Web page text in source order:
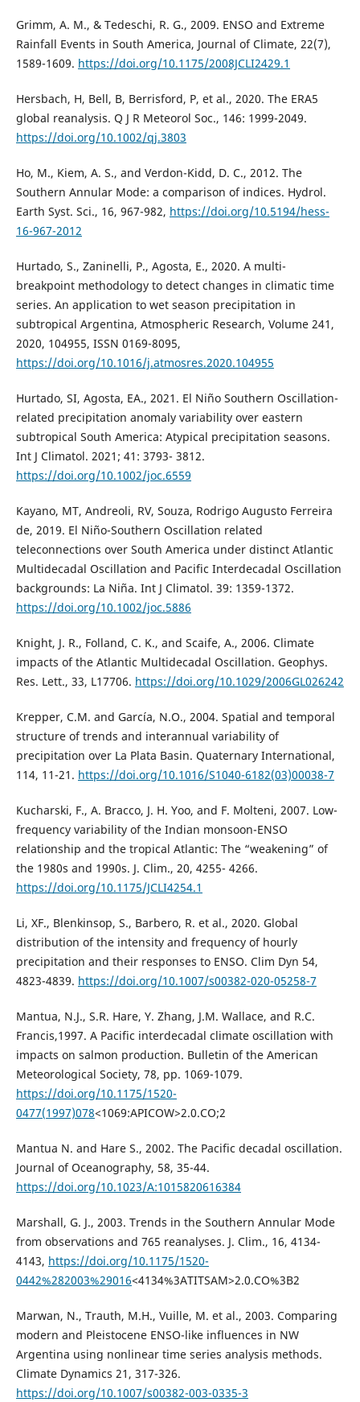
Grimm, A. M., & Tedeschi, R. G., 2009. ENSO and Extreme
Rainfall Events in South America, Journal of Climate, 22(7),
1589-1609. https://doi.org/10.1175/2008JCLI2429.1
Hersbach, H, Bell, B, Berrisford, P, et al., 2020. The ERA5
global reanalysis. Q J R Meteorol Soc., 146: 1999-2049.
https://doi.org/10.1002/qj.3803
Ho, M., Kiem, A. S., and Verdon-Kidd, D. C., 2012. The
Southern Annular Mode: a comparison of indices. Hydrol.
Earth Syst. Sci., 16, 967-982, https://doi.org/10.5194/hess-
16-967-2012
Hurtado, S., Zaninelli, P., Agosta, E., 2020. A multi-
breakpoint methodology to detect changes in climatic time
series. An application to wet season precipitation in
subtropical Argentina, Atmospheric Research, Volume 241,
2020, 104955, ISSN 0169-8095,
https://doi.org/10.1016/j.atmosres.2020.104955
Hurtado, SI, Agosta, EA., 2021. El Niño Southern Oscillation-
related precipitation anomaly variability over eastern
subtropical South America: Atypical precipitation seasons.
Int J Climatol. 2021; 41: 3793- 3812.
https://doi.org/10.1002/joc.6559
Kayano, MT, Andreoli, RV, Souza, Rodrigo Augusto Ferreira
de, 2019. El Niño-Southern Oscillation related
teleconnections over South America under distinct Atlantic
Multidecadal Oscillation and Pacific Interdecadal Oscillation
backgrounds: La Niña. Int J Climatol. 39: 1359-1372.
https://doi.org/10.1002/joc.5886
Knight, J. R., Folland, C. K., and Scaife, A., 2006. Climate
impacts of the Atlantic Multidecadal Oscillation. Geophys.
Res. Lett., 33, L17706. https://doi.org/10.1029/2006GL026242
Krepper, C.M. and García, N.O., 2004. Spatial and temporal
structure of trends and interannual variability of
precipitation over La Plata Basin. Quaternary International,
114, 11-21. https://doi.org/10.1016/S1040-6182(03)00038-7
Kucharski, F., A. Bracco, J. H. Yoo, and F. Molteni, 2007. Low-
frequency variability of the Indian monsoon-ENSO
relationship and the tropical Atlantic: The “weakening” of
the 1980s and 1990s. J. Clim., 20, 4255- 4266.
https://doi.org/10.1175/JCLI4254.1
Li, XF., Blenkinsop, S., Barbero, R. et al., 2020. Global
distribution of the intensity and frequency of hourly
precipitation and their responses to ENSO. Clim Dyn 54,
4823-4839. https://doi.org/10.1007/s00382-020-05258-7
Mantua, N.J., S.R. Hare, Y. Zhang, J.M. Wallace, and R.C.
Francis,1997. A Pacific interdecadal climate oscillation with
impacts on salmon production. Bulletin of the American
Meteorological Society, 78, pp. 1069-1079.
https://doi.org/10.1175/1520-
0477(1997)078<1069:APICOW>2.0.CO;2
Mantua N. and Hare S., 2002. The Pacific decadal oscillation.
Journal of Oceanography, 58, 35-44.
https://doi.org/10.1023/A:1015820616384
Marshall, G. J., 2003. Trends in the Southern Annular Mode
from observations and 765 reanalyses. J. Clim., 16, 4134-
4143, https://doi.org/10.1175/1520-
0442%282003%29016<4134%3ATITSAM>2.0.CO%3B2
Marwan, N., Trauth, M.H., Vuille, M. et al., 2003. Comparing
modern and Pleistocene ENSO-like influences in NW
Argentina using nonlinear time series analysis methods.
Climate Dynamics 21, 317-326.
https://doi.org/10.1007/s00382-003-0335-3